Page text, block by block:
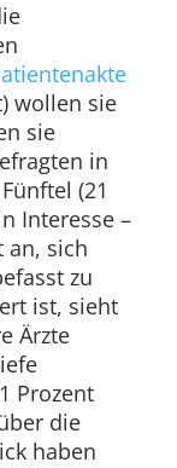
wollen sie
sie
in
(21
Interesse –
an, sich
zu
ist, sieht
Ärzte
Prozent
die
haben